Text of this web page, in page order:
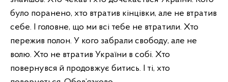
було поранено, хто втратив кінцівки, але не втратив
себе. І головне, що ми всі тебе не втратили. Хто
пережив полон. У кого забрали свободу, але не
волю. Хто не втратив України в собі. Хто
повернувся й продовжує битись. І ті, хто